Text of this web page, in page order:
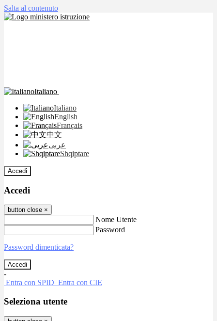
Salta al contenuto
Italiano
Italiano
English
Français
中文
عربى
Shqiptare
Accedi
Accedi
button close ×
Nome Utente
Password
Password dimenticata?
-
Entra con SPID Entra con CIE
Seleziona utente